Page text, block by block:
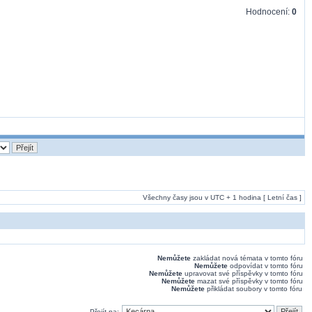
Hodnocení: 0
Všechny časy jsou v UTC + 1 hodina [ Letní čas ]
Nemůžete zakládat nová témata v tomto fóru
Nemůžete odpovídat v tomto fóru
Nemůžete upravovat své příspěvky v tomto fóru
Nemůžete mazat své příspěvky v tomto fóru
Nemůžete přikládat soubory v tomto fóru